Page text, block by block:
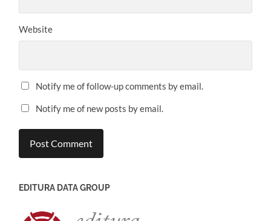
Website
Notify me of follow-up comments by email.
Notify me of new posts by email.
EDITURA DATA GROUP